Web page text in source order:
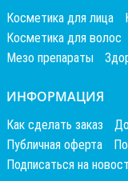
Косметика для лица
Косметика для волос
Мезо препараты
ИНФОРМАЦИЯ
Как сделать заказ
Публичная оферта
Подписаться на